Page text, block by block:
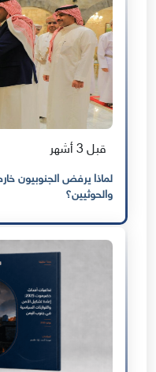
قبل 3 أشهر
لماذا يرفض الجنوبيون
والحوثيين؟